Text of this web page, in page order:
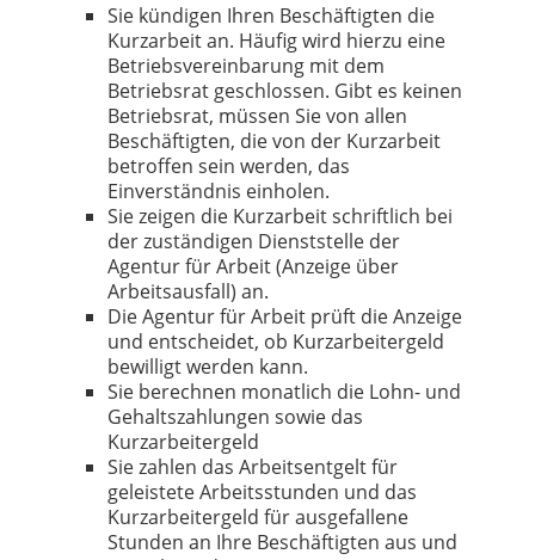
Sie kündigen Ihren Beschäftigten die
Kurzarbeit an. Häufig wird hierzu eine
Betriebsvereinbarung mit dem
Betriebsrat geschlossen. Gibt es keinen
Betriebsrat, müssen Sie von allen
Beschäftigten, die von der Kurzarbeit
betroffen sein werden, das
Einverständnis einholen.
Sie zeigen die Kurzarbeit schriftlich bei
der zuständigen Dienststelle der
Agentur für Arbeit (Anzeige über
Arbeitsausfall) an.
Die Agentur für Arbeit prüft die Anzeige
und entscheidet, ob Kurzarbeitergeld
bewilligt werden kann.
Sie berechnen monatlich die Lohn- und
Gehaltszahlungen sowie das
Kurzarbeitergeld
Sie zahlen das Arbeitsentgelt für
geleistete Arbeitsstunden und das
Kurzarbeitergeld für ausgefallene
Stunden an Ihre Beschäftigten aus und